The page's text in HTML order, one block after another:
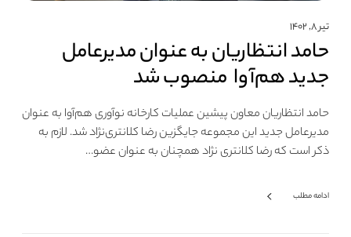
تیر ۸, ۱۴۰۲
حامد انتظاریان به عنوان مدیرعامل
جدید هم‌آوا منصوب شد
حامد انتظاریان معاون پیشین عملیات کارخانه نوآوری هم‌آوا به عنوان
مدیرعامل جدید این مجموعه جایگزین رضا کلانتری‌نژاد شد. لازم به
ذکر است که رضا کلانتری نژاد همچنان به عنوان عضو…
ادامه مطلب